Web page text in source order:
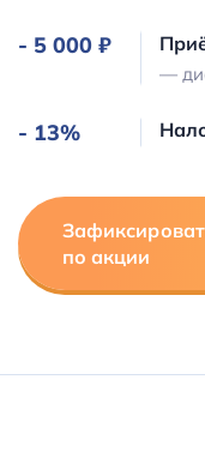
- 5 000 ₽
—
- 13%
по акции